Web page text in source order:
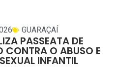
GUARAÇAÍ
PASSEATA DE
O ABUSO E
INFANTIL